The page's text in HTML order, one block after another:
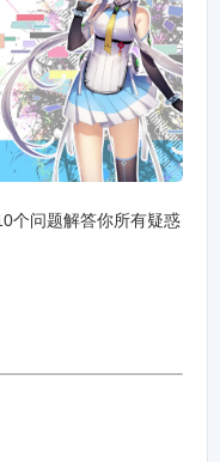
个问题解答你所有疑惑